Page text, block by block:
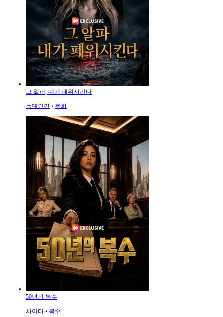
그 알파, 내가 폐위시킨다
늑대인간 ⦁ 후회
50년의 복수
사이다 ⦁ 복수